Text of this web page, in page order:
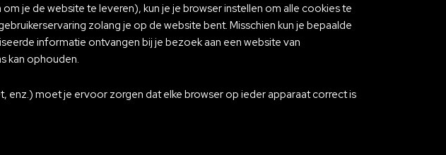
je de website te leveren), kun je je browser instellen om alle cookies te
zolang je op de website bent. Misschien kun je bepaalde
informatie ontvangen bij je bezoek aan een website van
kan ophouden.
enz.) moet je ervoor zorgen dat elke browser op ieder apparaat correct is